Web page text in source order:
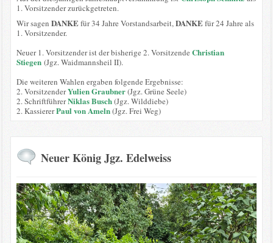
1. Vorsitzender zurückgetreten.
Wir sagen DANKEfür 34 Jahre Vorstandsarbeit,DANKEfür 24 Jahre als
1. Vorsitzender.
Neuer 1. Vorsitzender ist der bisherige 2. Vorsitzende Christian
Stiegen (Jgz. Waidmannsheil II).
Die weiteren Wahlen ergaben folgende Ergebnisse:
2. VorsitzenderYulien Graubner(Jgz. Grüne Seele)
2. SchriftführerNiklas Busch(Jgz. Wilddiebe)
2. KassiererPaul von Ameln(Jgz. Frei Weg)
Neuer König Jgz. Edelweiss